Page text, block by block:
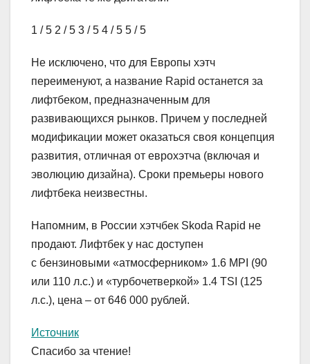
1 / 5 2 / 5 3 / 5 4 / 5 5 / 5
Не исключено, что для Европы хэтч
переименуют, а название Rapid останется за
лифтбеком, предназначенным для
развивающихся рынков. Причем у последней
модификации может оказаться своя концепция
развития, отличная от еврохэтча (включая и
эволюцию дизайна). Сроки премьеры нового
лифтбека неизвестны.
Напомним, в России хэтчбек Skoda Rapid не
продают. Лифтбек у нас доступен
с бензиновыми «атмосферником» 1.6 MPI (90
или 110 л.с.) и «турбочетверкой» 1.4 TSI (125
л.с.), цена – от 646 000 рублей.
Источник
Спасибо за чтение!